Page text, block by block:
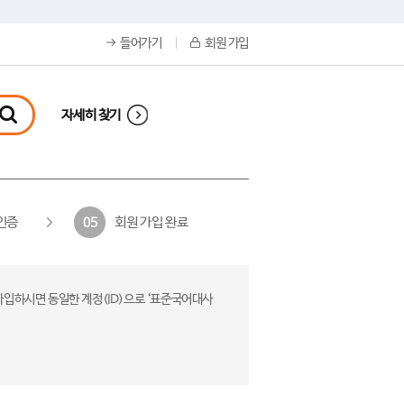
들어가기 회원 가입
자세히 찾기
증 05 회원 가입 완료
하시면 동일한 계정(ID)으로 ‘표준국어대사